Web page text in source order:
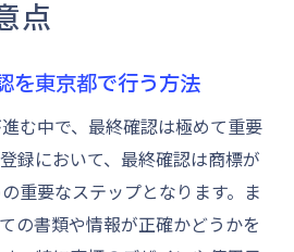
点
を東京都で行う方法
む中で、最終確認は極めて重要
録において、最終確認は商標が
重要なステップとなります。ま
の書類や情報が正確かどうかを